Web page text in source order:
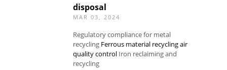
disposal
MAR 03, 2024
Regulatory compliance for metal
recycling Ferrous material recycling air
quality control Iron reclaiming and
recycling